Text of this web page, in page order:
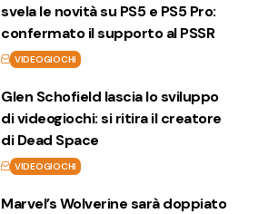
svela le novità su PS5 e PS5 Pro:
confermato il supporto al PSSR
VIDEOGIOCHI
Glen Schofield lascia lo sviluppo
di videogiochi: si ritira il creatore
di Dead Space
VIDEOGIOCHI
Marvel’s Wolverine sarà doppiato